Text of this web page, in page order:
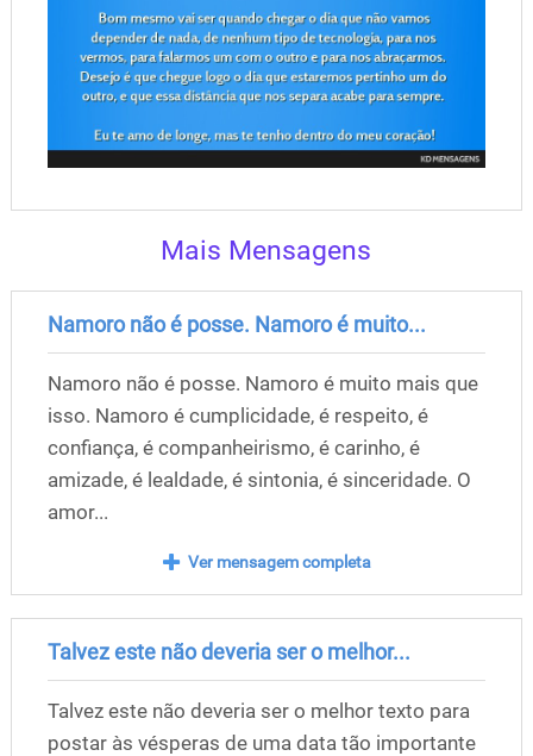
Mais Mensagens
Namoro não é posse. Namoro é muito...
Namoro não é posse. Namoro é muito mais que
isso. Namoro é cumplicidade, é respeito, é
confiança, é companheirismo, é carinho, é
amizade, é lealdade, é sintonia, é sinceridade. O
amor...
Ver mensagem completa
Talvez este não deveria ser o melhor...
Talvez este não deveria ser o melhor texto para
postar às vésperas de uma data tão importante